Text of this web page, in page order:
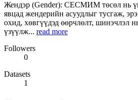
Жендэр (Gender): СЕСМИМ төсөл нь
явцад жендерийн асуудлыг тусгаж,
охид, хөвгүүдэд өөрчлөлт, шинэчлэл
үзүүлж... read more
Followers
0
Datasets
1